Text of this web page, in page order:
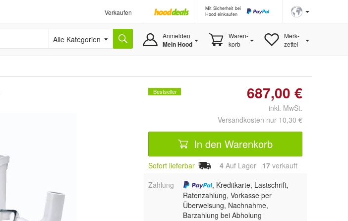
Verkaufen
Mit Sicherheit bei
Hood einkaufen
Alle Kategorien Anmelden
Mein Hood
Waren-
korb
Merk-
zettel
Bestseller 687,00 €
inkl. MwSt.
Versandkosten nur 10,30 €
In den Warenkorb
Sofort lieferbar 4 Auf Lager 17 verkauft
Zahlung
, Kreditkarte, Lastschrift,
Ratenzahlung, Vorkasse per
Überweisung, Nachnahme,
Barzahlung bei Abholung